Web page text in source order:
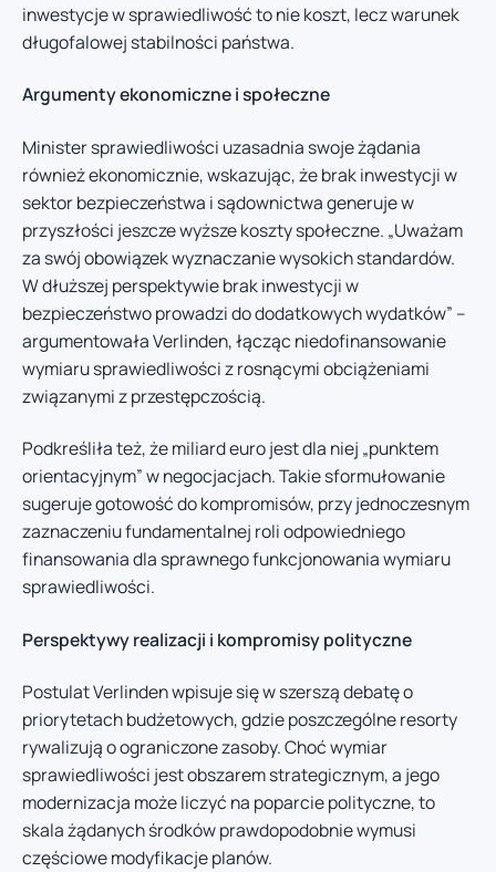
inwestycje w sprawiedliwość to nie koszt, lecz warunek
długofalowej stabilności państwa.
Argumenty ekonomiczne i społeczne
Minister sprawiedliwości uzasadnia swoje żądania
również ekonomicznie, wskazując, że brak inwestycji w
sektor bezpieczeństwa i sądownictwa generuje w
przyszłości jeszcze wyższe koszty społeczne. „Uważam
za swój obowiązek wyznaczanie wysokich standardów.
W dłuższej perspektywie brak inwestycji w
bezpieczeństwo prowadzi do dodatkowych wydatków” –
argumentowała Verlinden, łącząc niedofinansowanie
wymiaru sprawiedliwości z rosnącymi obciążeniami
związanymi z przestępczością.
Podkreśliła też, że miliard euro jest dla niej „punktem
orientacyjnym” w negocjacjach. Takie sformułowanie
sugeruje gotowość do kompromisów, przy jednoczesnym
zaznaczeniu fundamentalnej roli odpowiedniego
finansowania dla sprawnego funkcjonowania wymiaru
sprawiedliwości.
Perspektywy realizacji i kompromisy polityczne
Postulat Verlinden wpisuje się w szerszą debatę o
priorytetach budżetowych, gdzie poszczególne resorty
rywalizują o ograniczone zasoby. Choć wymiar
sprawiedliwości jest obszarem strategicznym, a jego
modernizacja może liczyć na poparcie polityczne, to
skala żądanych środków prawdopodobnie wymusi
częściowe modyfikacje planów.